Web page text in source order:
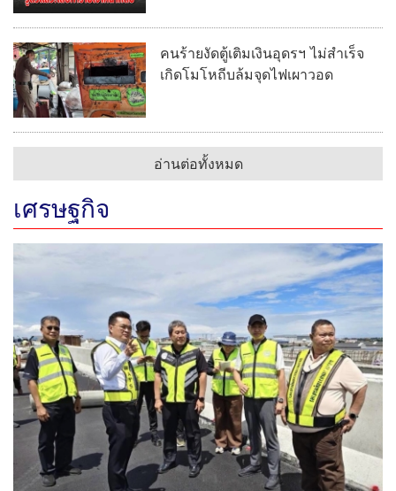
คนร้ายงัดตู้เติมเงินอุดรฯ ไม่สำเร็จ
เกิดโมโหถีบล้มจุดไฟเผาวอด
อ่านต่อทั้งหมด
เศรษฐกิจ